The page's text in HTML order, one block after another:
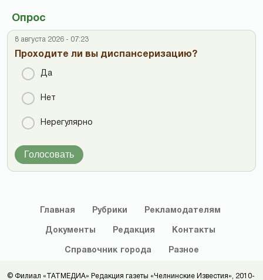
Опрос
8 августа 2026 - 07:23
Проходите ли вы диспансеризацию?
Да
Нет
Нерегулярно
Голосовать
Главная Рубрики Рекламодателям
Документы Редакция Контакты
Справочник города Разное
© Филиал «ТАТМЕДИА» Редакция газеты «Челнинские Известия», 2010-